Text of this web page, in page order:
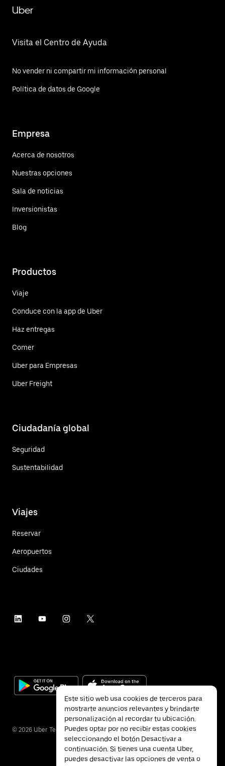
Uber
Visita el Centro de Ayuda
No vender ni compartir mi información personal
Política de datos de Google
Empresa
Acerca de nosotros
Nuestras opciones
Sala de noticias
Inversionistas
Blog
Productos
Viaje
Conduce con la app de Uber
Haz entregas
Comer
Uber para Empresas
Uber Freight
Ciudadanía global
Seguridad
Sustentabilidad
Viajes
Reservar
Aeropuertos
Ciudades
© 2026 Uber Technologies Inc.
Este sitio web usa cookies de terceros para
mostrarte anuncios relevantes y brindarte
personalización al recordar tu ubicación.
Puedes optar por no recibir estas cookies
seleccionando el botón Desactivar a
continuación. Si tienes una cuenta Uber,
puedes desactivar las opciones de venta o